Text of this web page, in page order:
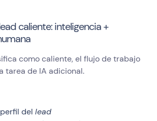
caliente: inteligencia +
como caliente, el flujo de trabajo
tarea de IA adicional.
del lead